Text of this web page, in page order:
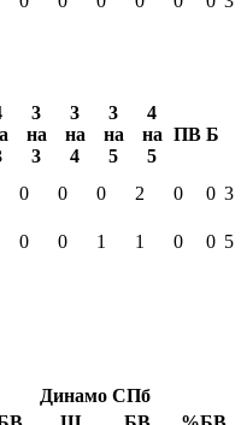
3
на
3
3
на
4
3
на
5
4
на
5
ПВ Б
0 0 0 2 0 0 3
0 0 1 1 0 0 5
Динамо СПб